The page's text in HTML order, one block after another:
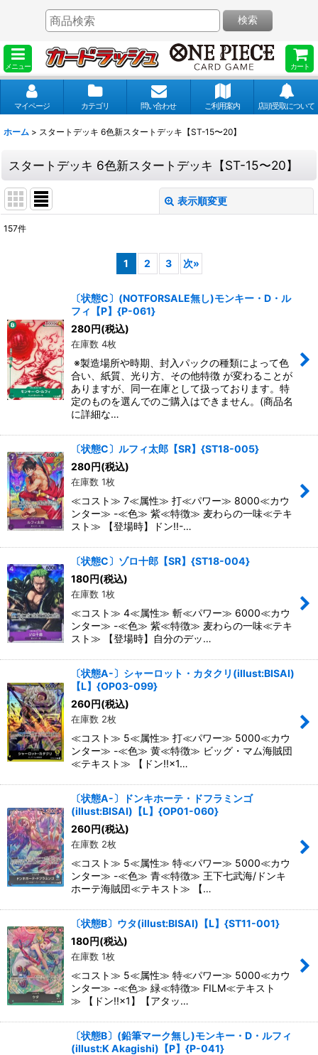
メニュー カート
検索
マイページ カテゴリ 問い合わせ ご利用案内 店頭受取について
ホーム > スタートデッキ 6色新スタートデッキ【ST-15〜20】
スタートデッキ 6色新スタートデッキ【ST-15〜20】
表示順変更
絞り込む
157件
1 2 3 次»
〔状態C〕(NOTFORSALE無し)モンキー・D・ル
フィ【P】{P-061}
280円(税込)
在庫数 4枚
※製造場所や時期、封入パックの種類によって色
合い、紙質、光り方、その他特徴 が変わることが
ありますが、同一在庫として扱っております。特
定のものを選んでのご購入はできません。(商品名
に詳細な…
〔状態C〕ルフィ太郎【SR】{ST18-005}
280円(税込)
在庫数 1枚
≪コスト≫ 7≪属性≫ 打≪パワー≫ 8000≪カウ
ンター≫ -≪色≫ 紫≪特徴≫ 麦わらの一味≪テキ
スト≫ 【登場時】ドン!!-…
〔状態C〕ゾロ十郎【SR】{ST18-004}
180円(税込)
在庫数 1枚
≪コスト≫ 4≪属性≫ 斬≪パワー≫ 6000≪カウ
ンター≫ -≪色≫ 紫≪特徴≫ 麦わらの一味≪テキ
スト≫ 【登場時】自分のデッ…
〔状態A-〕シャーロット・カタクリ(illust:BISAI)
【L】{OP03-099}
260円(税込)
在庫数 2枚
≪コスト≫ 5≪属性≫ 打≪パワー≫ 5000≪カウ
ンター≫ -≪色≫ 黄≪特徴≫ ビッグ・マム海賊団
≪テキスト≫ 【ドン!!×1…
〔状態A-〕ドンキホーテ・ドフラミンゴ
(illust:BISAI)【L】{OP01-060}
260円(税込)
在庫数 2枚
≪コスト≫ 5≪属性≫ 特≪パワー≫ 5000≪カウ
ンター≫ -≪色≫ 青≪特徴≫ 王下七武海/ドンキ
ホーテ海賊団≪テキスト≫ 【…
〔状態B〕ウタ(illust:BISAI)【L】{ST11-001}
180円(税込)
在庫数 1枚
≪コスト≫ 5≪属性≫ 特≪パワー≫ 5000≪カウ
ンター≫ -≪色≫ 緑≪特徴≫ FILM≪テキスト
≫ 【ドン!!×1】【アタッ…
〔状態B〕(鉛筆マーク無し)モンキー・D・ルフィ
(illust:K Akagishi)【P】{P-041}